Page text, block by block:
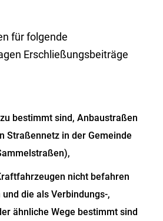
für folgende
Erschließungsbeiträge
bestimmt sind, Anbaustraßen
Straßennetz in der Gemeinde
nicht befahren
die als Verbindungs-,
ähnliche Wege bestimmt sind